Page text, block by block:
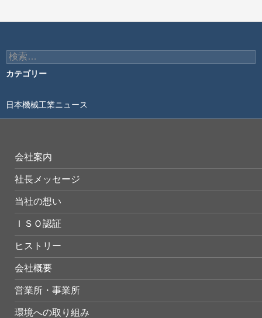
検
索:
カテゴリー
日本機械工業ニュース
会社案内
社長メッセージ
当社の想い
ＩＳＯ認証
ヒストリー
会社概要
営業所・事業所
環境への取り組み